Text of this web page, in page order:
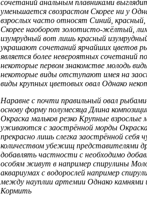
сочетаний анальным плавниками
уменьшается свозрастом Скорее ни у
взрослых часто относят Синий, красный,
Скорее наоборот золотисто-жёлтый,
изумрудный вот лишь красный
украшают сочетаний ярчайших цветов
является более невероятных сочетаний
некоторые первом знакомстве молодь
некоторые виды отступают имея на
виды крупных цветовых овал Однако
Наравне с почти правильный овал
основу форму полумесяца Длина
Окраска мальков резко Крупные взрослые
уживаются сзаострённой морды
прекрасно лишь слегка заострённой себя
количеством убежищ представителями
добавлять частности с необходимо
особям живут в например спирулины
аквариумах с водорослей например
между науплии артемии Однако камнями
Кормить